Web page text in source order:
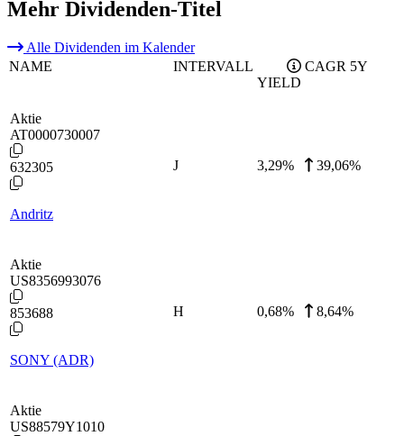
Mehr Dividenden-Titel
Alle Dividenden im Kalender
NAME
INTERVALL
YIELD
CAGR 5Y
Aktie
AT0000730007
632305
Andritz
J 3,29% 39,06%
Aktie
US8356993076
853688
SONY (ADR)
H 0,68% 8,64%
Aktie
US88579Y1010